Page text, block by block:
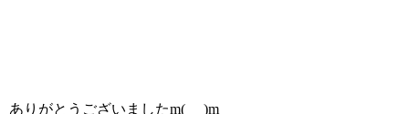
ありがとうございましたm(_ _)m